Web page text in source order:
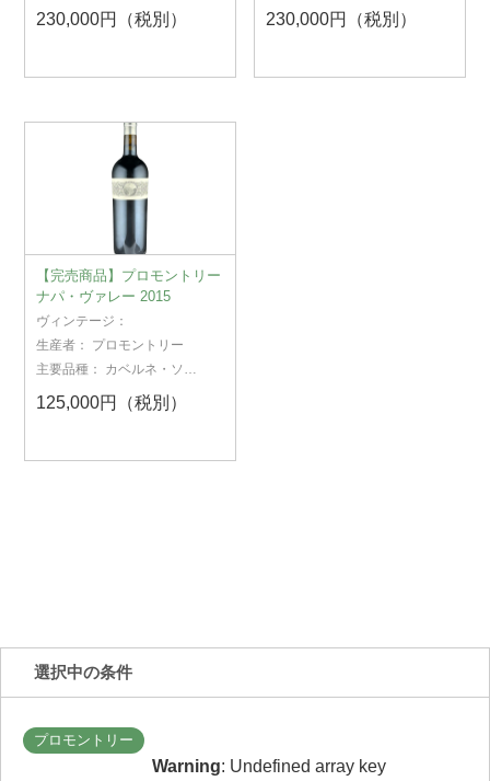
選択中の条件
プロモントリー
Warning: Undefined array key
230,000円（税別） 230,000円（税別）
【完売商品】プロモントリー
ナパ・ヴァレー 2015
ヴィンテージ：
生産者： プロモントリー
主要品種： カベルネ・ソー
125,000円（税別）